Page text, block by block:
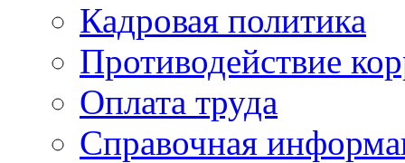
Кадровая политика
Противодействие
Оплата труда
Справочная